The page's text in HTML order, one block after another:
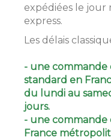
expédiées le
express.
Les délais
- une commande
standard en
du lundi au
jours.
- une commande
France